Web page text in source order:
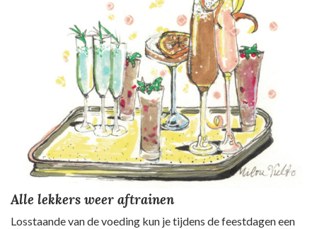
Alle lekkers weer aftrainen
Losstaande van de voeding kun je tijdens de feestdagen een